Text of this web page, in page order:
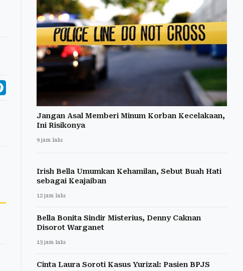
Jangan Asal Memberi Minum Korban Kecelakaan,
Ini Risikonya
9 jam lalu
Irish Bella Umumkan Kehamilan, Sebut Buah Hati
sebagai Keajaiban
12 jam lalu
Bella Bonita Sindir Misterius, Denny Caknan
Disorot Warganet
13 jam lalu
Cinta Laura Soroti Kasus Yurizal: Pasien BPJS